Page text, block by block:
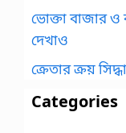
ভোক্তা বাজার ও
দেখাও
ক্রেতার ক্রয়
Categories